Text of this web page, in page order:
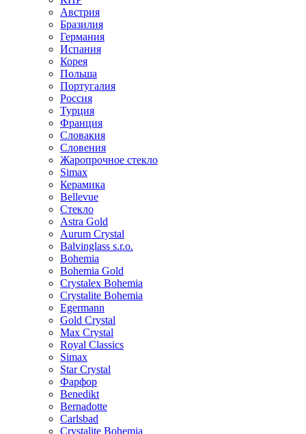
Австрия
Бразилия
Германия
Испания
Корея
Польша
Португалия
Россия
Турция
Франция
Словакия
Словения
Жаропрочное стекло
Simax
Керамика
Bellevue
Стекло
Astra Gold
Aurum Crystal
Balvinglass s.r.o.
Bohemia
Bohemia Gold
Crystalex Bohemia
Crystalite Bohemia
Egermann
Gold Crystal
Max Crystal
Royal Classics
Simax
Star Crystal
Фарфор
Benedikt
Bernadotte
Carlsbad
Crystalite Bohemia